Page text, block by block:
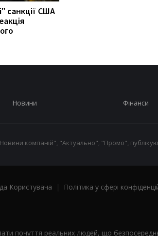
санкції США
Новини Фінанси
компаній", "Актуально", "Промо",
Користувача |
Політика у сфері
почуття реальних людей, що